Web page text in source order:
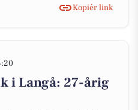
Kopiér link
i Langå: 27-årig